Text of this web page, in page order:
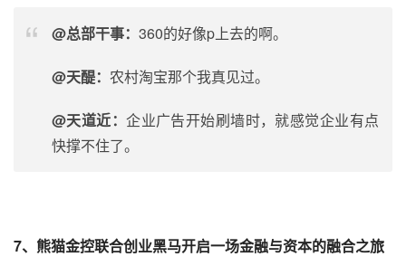
@总部干事： 360的好像p上去的啊。
@天醍： 农村淘宝那个我真见过。
@天道近：企业广告开始刷墙时，就感觉企业有点
快撑不住了。
7、 熊猫金控联合创业黑马开启一场金融与资本的融合之旅